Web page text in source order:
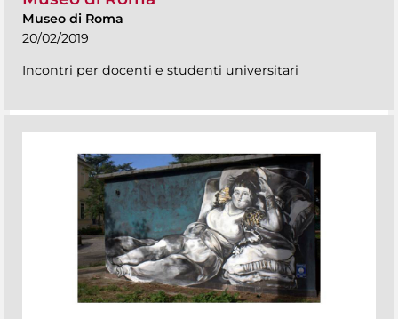
Museo di Roma
20/02/2019
Incontri per docenti e studenti universitari